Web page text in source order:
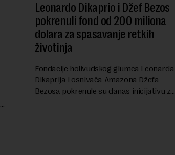
Leonardo Dikaprio i Džef Bezos
pokrenuli fond od 200 miliona
dolara za spasavanje retkih
životinja
Fondacije holivudskog glumca Leonarda
Dikaprija i osnivača Amazona Džefa
Bezosa pokrenule su danas inicijativu za